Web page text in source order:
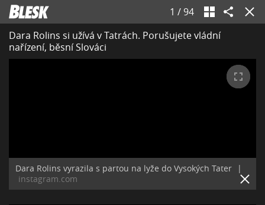
1 / 94
Dara Rolins si užívá v Tatrách. Porušujete vládní
nařízení, běsní Slováci
Dara Rolins vyrazila s partou na lyže do Vysokých Tater
|
instagram.com